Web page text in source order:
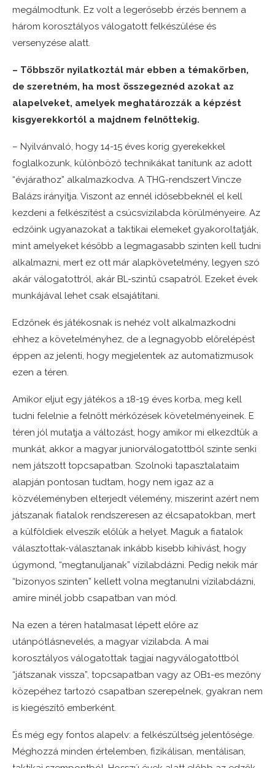
megálmodtunk. Ez volt a legerősebb érzés bennem a
három korosztályos válogatott felkészülése és
versenyzése alatt.
– Többször nyilatkoztál már ebben a témakörben,
de szeretném, ha most összegeznéd azokat az
alapelveket, amelyek meghatározzák a képzést
kisgyerekkortól a majdnem felnőttekig.
– Nyilvánvaló, hogy 14-15 éves korig gyerekekkel
foglalkozunk, különböző technikákat tanítunk az adott
“évjárathoz” alkalmazkodva. A THG-rendszert Vincze
Balázs irányítja. Viszont az ennél idősebbeknél el kell
kezdeni a felkészítést a csúcsvízilabda körülményeire. Az
edzőink ugyanazokat a taktikai elemeket gyakoroltatják,
mint amelyeket később a legmagasabb szinten kell tudni
alkalmazni, mert ez ott már alapkövetelmény, legyen szó
akár válogatottról, akár BL-szintű csapatról. Ezeket évek
munkájával lehet csak elsajátítani.
Edzőnek és játékosnak is nehéz volt alkalmazkodni
ehhez a követelményhez, de a legnagyobb előrelépést
éppen az jelenti, hogy megjelentek az automatizmusok
ezen a téren.
Amikor eljut egy játékos a 18-19 éves korba, meg kell
tudni felelnie a felnőtt mérkőzések követelményeinek. E
téren jól mutatja a változást, hogy amikor mi elkezdtük a
munkát, akkor a magyar juniorválogatottból szinte senki
nem játszott topcsapatban. Szolnoki tapasztalataim
alapján pontosan tudtam, hogy nem igaz az a
közvéleményben elterjedt vélemény, miszerint azért nem
játszanak fiatalok rendszeresen az élcsapatokban, mert
a külföldiek elveszik előlük a helyet. Maguk a fiatalok
választottak-választanak inkább kisebb kihívást, hogy
úgymond, “megtanuljanak” vízilabdázni. Pedig nekik már
“bizonyos szinten” kellett volna megtanulni vízilabdázni,
amire minél jobb csapatban van mód.
Na ezen a téren hatalmasat lépett előre az
utánpótlásnevelés, a magyar vízilabda. A mai
korosztályos válogatottak tagjai nagyválogatottból
“játszanak vissza”, topcsapatban vagy az OB1-es mezőny
közepéhez tartozó csapatban szerepelnek, gyakran nem
is kiegészítő emberként.
És még egy fontos alapelv: a felkészültség jelentősége.
Méghozzá minden értelemben, fizikálisan, mentálisan,